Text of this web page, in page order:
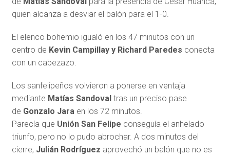
quien alcanza a desviar el balón para el 1-0.
El elenco bohemio igualó en los 47 minutos con un
centro de Kevin Campillay y Richard Paredes conecta
con un cabezazo.
Los sanfelipeños volvieron a ponerse en ventaja
mediante Matías Sandoval tras un preciso pase
de Gonzalo Jaraen los 72 minutos.
Parecía que Unión San Felipe conseguía el anhelado
triunfo, pero no lo pudo abrochar. A dos minutos del
cierre, Julián Rodríguez aprovechó un balón que no es